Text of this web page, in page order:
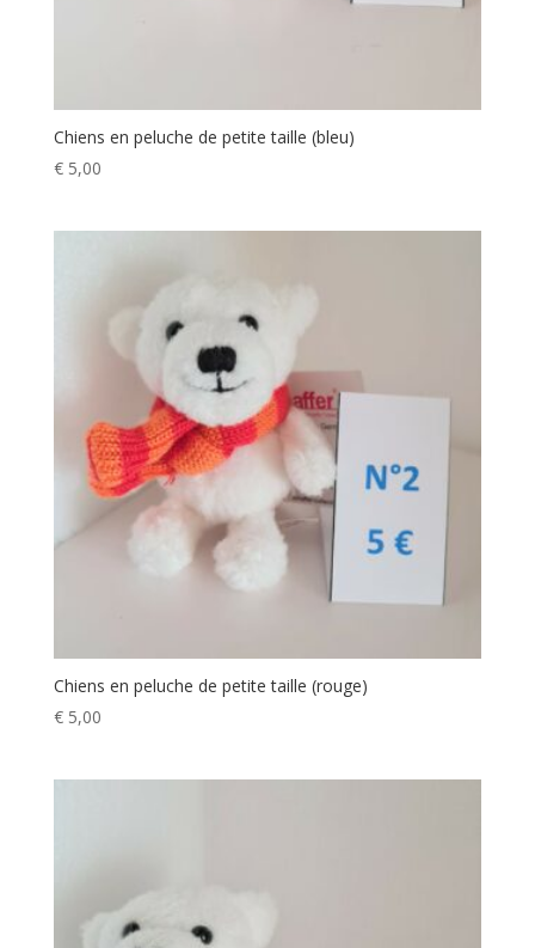
Chiens en peluche de petite taille (bleu)
€5,00
Chiens en peluche de petite taille (rouge)
€5,00